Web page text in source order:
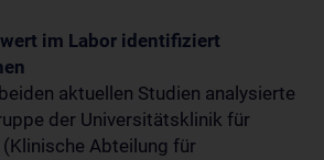
im Labor identifiziert
aktuellen Studien analysierte
der Universitätsklinik für
Abteilung für